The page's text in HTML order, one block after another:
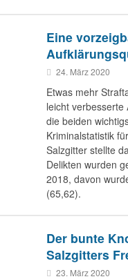
Eine
24. März 2020
Etwas mehr
leicht
die beiden
Kriminalstatistik
Salzgitter stellte
Delikten wurden
2018, davon
(65,62).
Der bunte
Salzgitters
23. März 2020